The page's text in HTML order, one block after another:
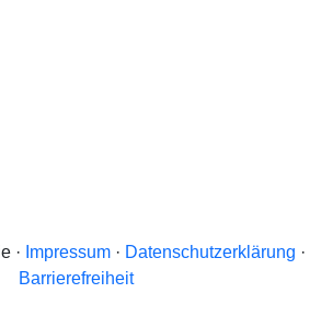
· Impressum· Datenschutzerklärung ·
Barrierefreiheit